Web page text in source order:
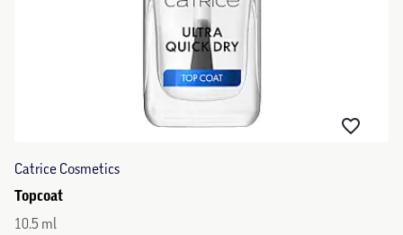
Catrice Cosmetics
Topcoat
10.5 ml